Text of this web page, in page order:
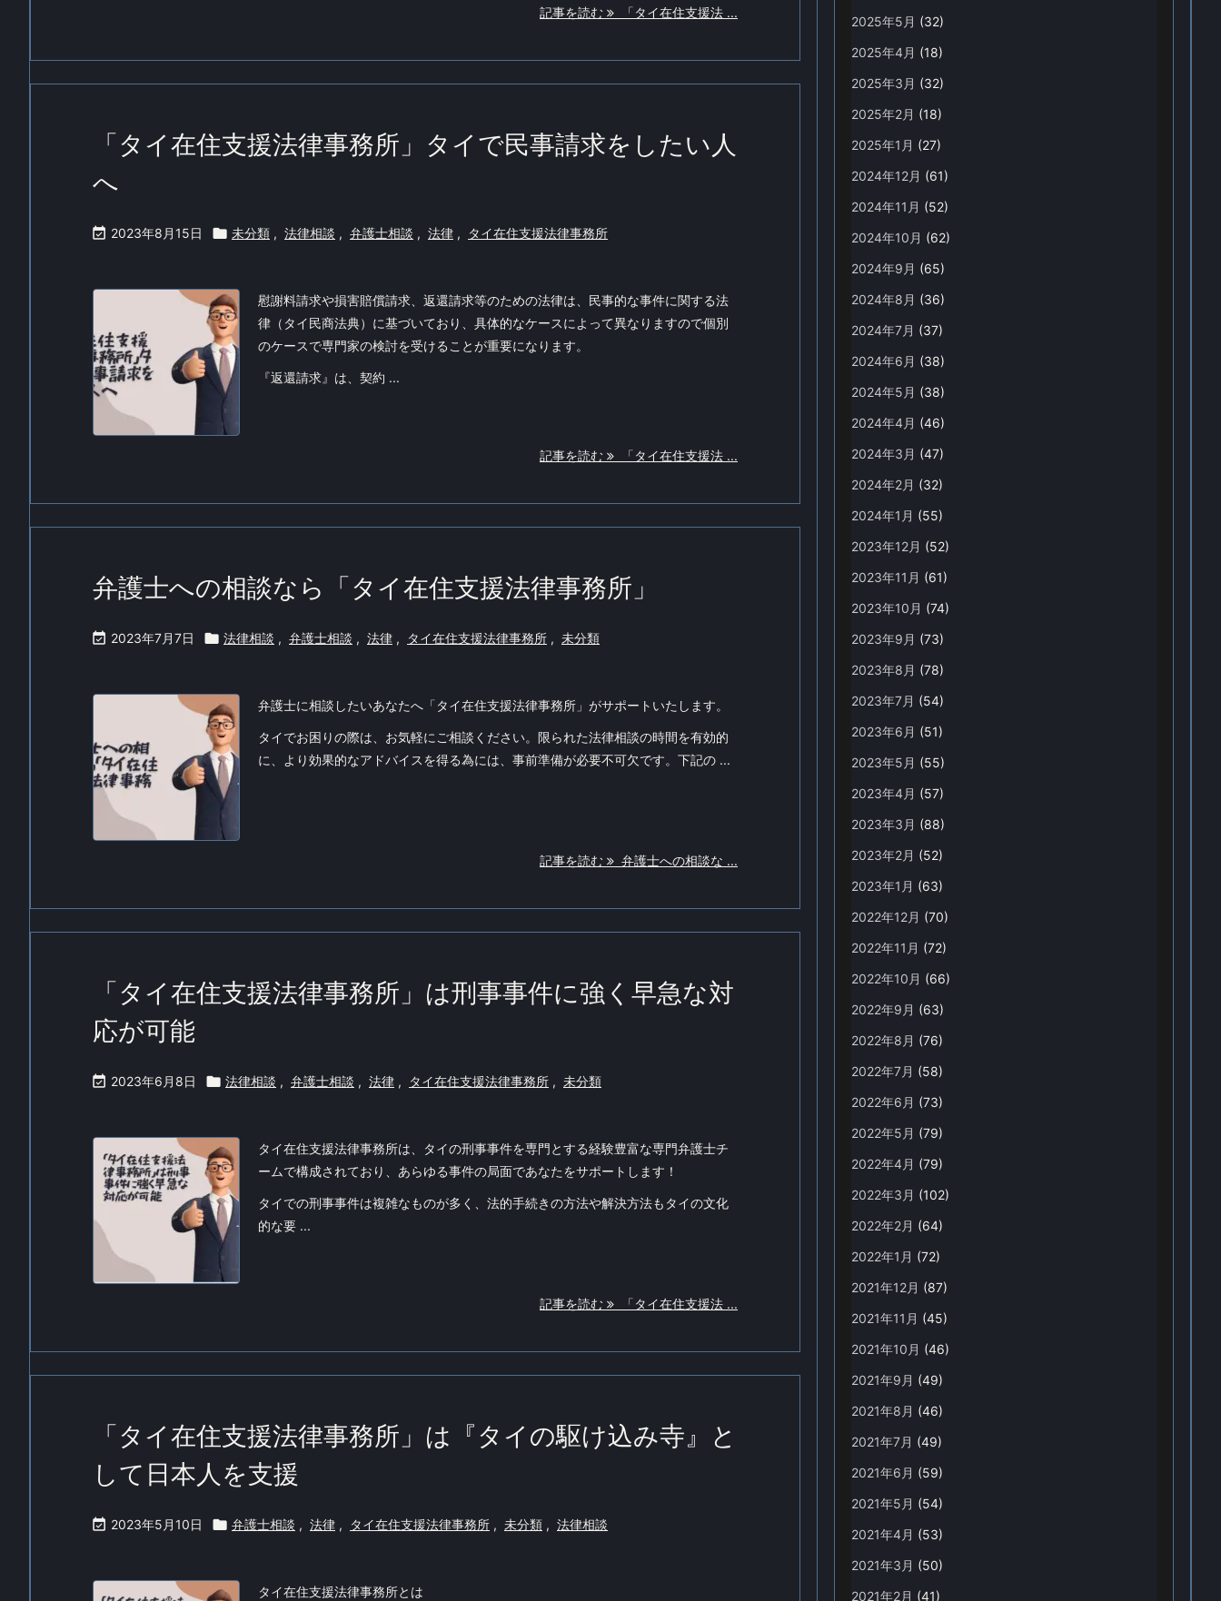
記事を読む 「タイ在住支援法 ...
「タイ在住支援法律事務所」タイで民事請求をしたい人
へ
 2023年8月15日  未分類 , 法律相談 , 弁護士相談 , 法律 , タイ在住支援法律事務所
慰謝料請求や損害賠償請求、返還請求等のための法律は、民事的な事件に関する法
律（タイ民商法典）に基づいており、具体的なケースによって異なりますので個別
のケースで専門家の検討を受けることが重要になります。
『返還請求』は、契約 ...
記事を読む 「タイ在住支援法 ...
弁護士への相談なら「タイ在住支援法律事務所」
 2023年7月7日  法律相談 , 弁護士相談 , 法律 , タイ在住支援法律事務所 , 未分類
弁護士に相談したいあなたへ「タイ在住支援法律事務所」がサポートいたします。
タイでお困りの際は、お気軽にご相談ください。限られた法律相談の時間を有効的
に、より効果的なアドバイスを得る為には、事前準備が必要不可欠です。下記の ...
記事を読む 弁護士への相談な ...
「タイ在住支援法律事務所」は刑事事件に強く早急な対
応が可能
 2023年6月8日  法律相談 , 弁護士相談 , 法律 , タイ在住支援法律事務所 , 未分類
タイ在住支援法律事務所は、タイの刑事事件を専門とする経験豊富な専門弁護士チ
ームで構成されており、あらゆる事件の局面であなたをサポートします！
タイでの刑事事件は複雑なものが多く、法的手続きの方法や解決方法もタイの文化
的な要 ...
記事を読む 「タイ在住支援法 ...
「タイ在住支援法律事務所」は『タイの駆け込み寺』と
して日本人を支援
 2023年5月10日  弁護士相談 , 法律 , タイ在住支援法律事務所 , 未分類 , 法律相談
タイ在住支援法律事務所とは
2025年5月 (32)
2025年4月 (18)
2025年3月 (32)
2025年2月 (18)
2025年1月 (27)
2024年12月 (61)
2024年11月 (52)
2024年10月 (62)
2024年9月 (65)
2024年8月 (36)
2024年7月 (37)
2024年6月 (38)
2024年5月 (38)
2024年4月 (46)
2024年3月 (47)
2024年2月 (32)
2024年1月 (55)
2023年12月 (52)
2023年11月 (61)
2023年10月 (74)
2023年9月 (73)
2023年8月 (78)
2023年7月 (54)
2023年6月 (51)
2023年5月 (55)
2023年4月 (57)
2023年3月 (88)
2023年2月 (52)
2023年1月 (63)
2022年12月 (70)
2022年11月 (72)
2022年10月 (66)
2022年9月 (63)
2022年8月 (76)
2022年7月 (58)
2022年6月 (73)
2022年5月 (79)
2022年4月 (79)
2022年3月 (102)
2022年2月 (64)
2022年1月 (72)
2021年12月 (87)
2021年11月 (45)
2021年10月 (46)
2021年9月 (49)
2021年8月 (46)
2021年7月 (49)
2021年6月 (59)
2021年5月 (54)
2021年4月 (53)
2021年3月 (50)
2021年2月 (41)